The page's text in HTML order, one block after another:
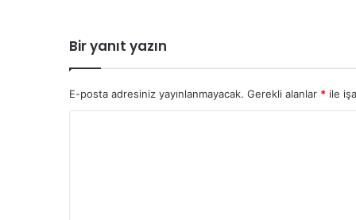
Bir yanıt yazın
E-posta adresiniz yayınlanmayacak. Gerekli alanlar * ile